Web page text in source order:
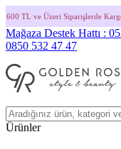
Kargo Bedava! •
Mağaza Destek Hattı :
0850 532 47 47
Ürünler